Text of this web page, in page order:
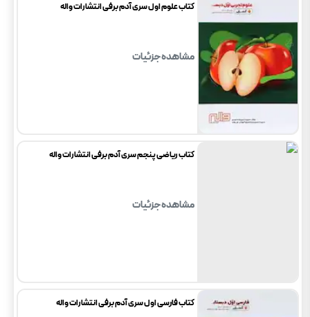
کتاب علوم اول سری آدم برفی انتشارات واله
مشاهده جزئیات
کتاب ریاضی پنجم سری آدم برفی انتشارات واله
مشاهده جزئیات
کتاب فارسی اول سری آدم برفی انتشارات واله